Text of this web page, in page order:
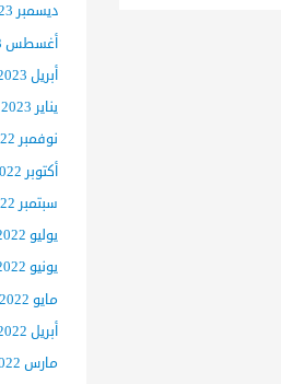
ديسمبر 2023
أغسطس 2023
أبريل 2023
يناير 2023
نوفمبر 2022
أكتوبر 2022
سبتمبر 2022
يوليو 2022
يونيو 2022
مايو 2022
أبريل 2022
مارس 2022